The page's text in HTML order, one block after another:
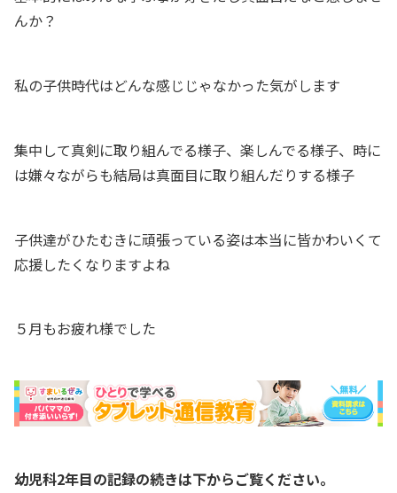
んか？
私の子供時代はどんな感じじゃなかった気がします
集中して真剣に取り組んでる様子、楽しんでる様子、時に
は嫌々ながらも結局は真面目に取り組んだりする様子
子供達がひたむきに頑張っている姿は本当に皆かわいくて
応援したくなりますよね
５月もお疲れ様でした
幼児科2年目の記録の続きは下からご覧ください。